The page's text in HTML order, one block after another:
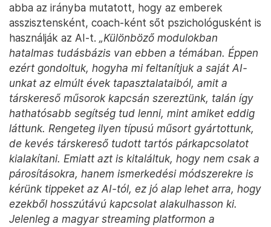
abba az irányba mutatott, hogy az emberek
asszisztensként, coach-ként sőt pszichológusként is
használják az AI-t. „Különböző modulokban
hatalmas tudásbázis van ebben a témában. Éppen
ezért gondoltuk, hogyha mi feltanítjuk a saját AI-
unkat az elmúlt évek tapasztalataiból, amit a
társkereső műsorok kapcsán szereztünk, talán így
hathatósabb segítség tud lenni, mint amiket eddig
láttunk. Rengeteg ilyen típusú műsort gyártottunk,
de kevés társkereső tudott tartós párkapcsolatot
kialakítani. Emiatt azt is kitaláltuk, hogy nem csak a
párosításokra, hanem ismerkedési módszerekre is
kérünk tippeket az AI-tól, ez jó alap lehet arra, hogy
ezekből hosszútávú kapcsolat alakulhasson ki.
Jelenleg a magyar streaming platformon a